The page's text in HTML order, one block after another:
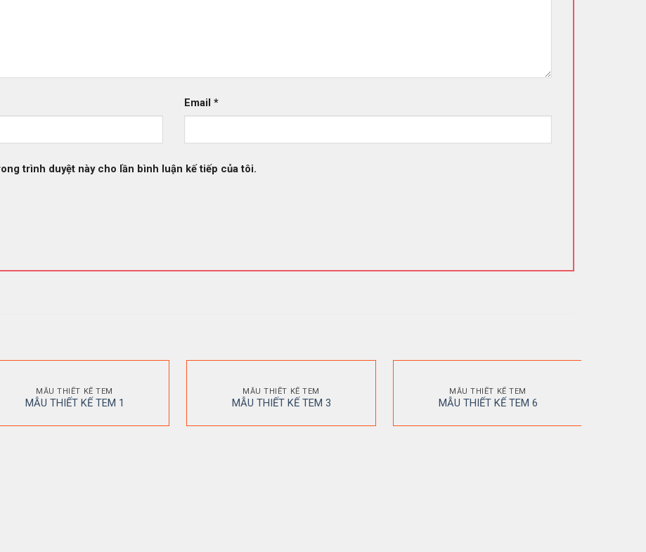
Email *
trình duyệt này cho lần bình luận kế tiếp của tôi.
MẪU THIẾT KẾ TEM
MẪU THIẾT KẾ TEM 1
MẪU THIẾT KẾ TEM
MẪU THIẾT KẾ TEM 3
MẪU THIẾT KẾ TEM
MẪU THIẾT KẾ TEM 6